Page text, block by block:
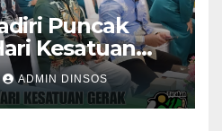
Puncak
Kesatuan
54 Tingkat
ADMIN DINSOS